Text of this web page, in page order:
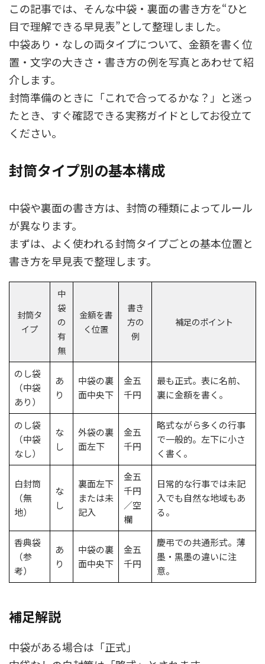
この記事では、そんな中袋・裏面の書き方を“ひと
目で理解できる早見表”として整理しました。
中袋あり・なしの両タイプについて、金額を書く位
置・文字の大きさ・書き方の例を写真とあわせて紹
介します。
封筒準備のときに「これで合ってるかな？」と迷っ
たとき、すぐ確認できる実務ガイドとしてお役立て
ください。
封筒タイプ別の基本構成
中袋や裏面の書き方は、封筒の種類によってルール
が異なります。
まずは、よく使われる封筒タイプごとの基本位置と
書き方を早見表で整理します。
封筒タ
イプ
中
袋
の
有
無
金額を書
く位置
書き
方の
例
補足のポイント
のし袋
（中袋
あり）
あ
り
中袋の裏
面中央下
金五
千円
最も正式。表に名前、
裏に金額を書く。
のし袋
（中袋
なし）
な
し
外袋の裏
面左下
金五
千円
略式ながら多くの行事
で一般的。左下に小さ
く書く。
白封筒
（無
地）
な
し
裏面左下
または未
記入
金五
千円
／空
欄
日常的な行事では未記
入でも自然な地域もあ
る。
香典袋
（参
考）
あ
り
中袋の裏
面中央下
金五
千円
慶弔での共通形式。薄
墨・黒墨の違いに注
意。
補足解説
中袋がある場合は「正式」